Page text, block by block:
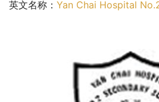
英文名称： Yan Chai Hospital